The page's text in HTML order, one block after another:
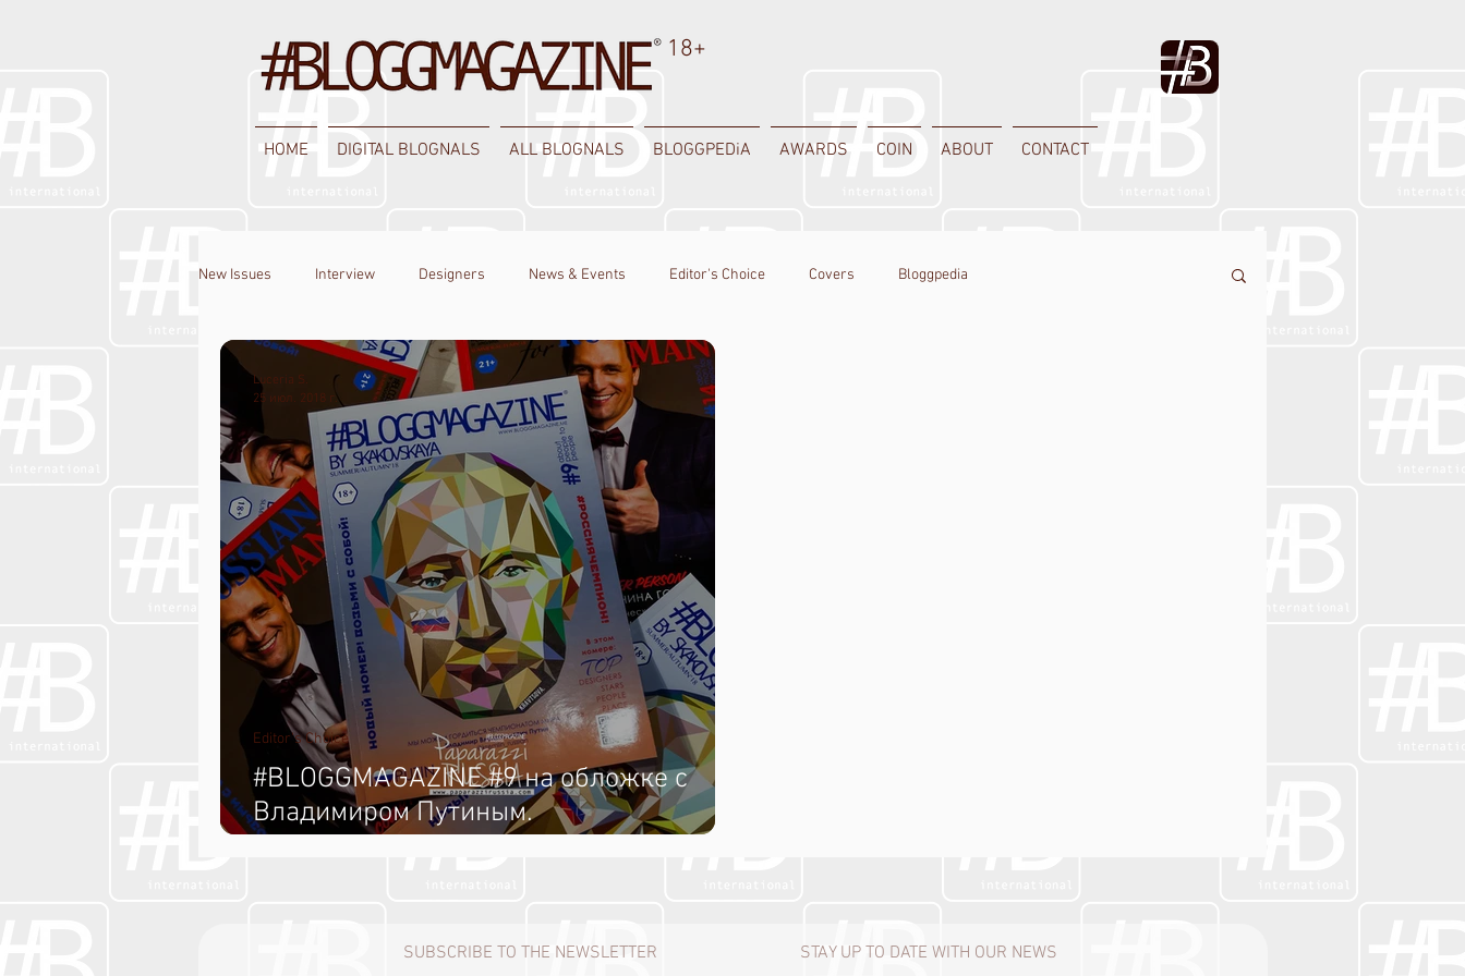
18+
HOME DIGITAL BLOGNALS ALL BLOGNALS BLOGGPEDiA AWARDS COIN ABOUT CONTACT
New Issues Interview Designers News & Events Editor's Choice Covers Bloggpedia
#BLOGGMAGAZINE #9 на обложке с
Владимиром Путиным.
Editor's Choice
Luceria S.
25 июл. 2018 г.
SUBSCRIBE TO THE NEWSLETTER STAY UP TO DATE WITH OUR NEWS